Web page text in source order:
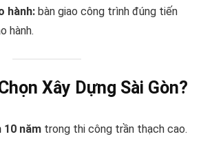
hành: bàn giao công trình đúng tiến
hành.
Xây Dựng Sài Gòn?
10 năm trong thi công trần thạch cao.